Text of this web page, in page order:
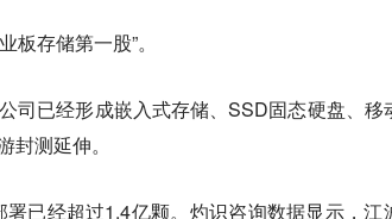
存储第一股”。
司已经形成嵌入式存储、SSD固态硬盘、移
测延伸。
已经超过1.4亿颗。灼识咨询数据显示，江